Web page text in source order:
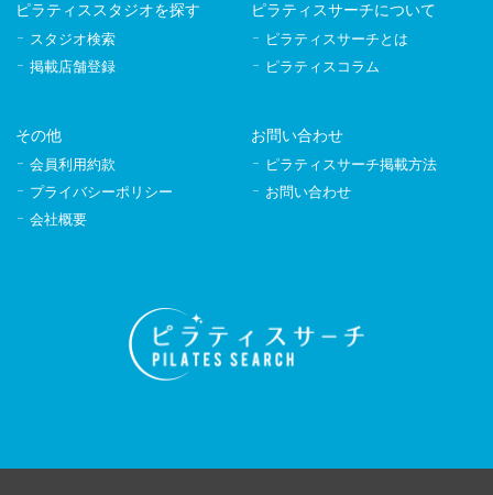
ピラティススタジオを探す
スタジオ検索
掲載店舗登録
ピラティスサーチについて
ピラティスサーチとは
ピラティスコラム
その他
会員利用約款
プライバシーポリシー
会社概要
お問い合わせ
ピラティスサーチ掲載方法
お問い合わせ